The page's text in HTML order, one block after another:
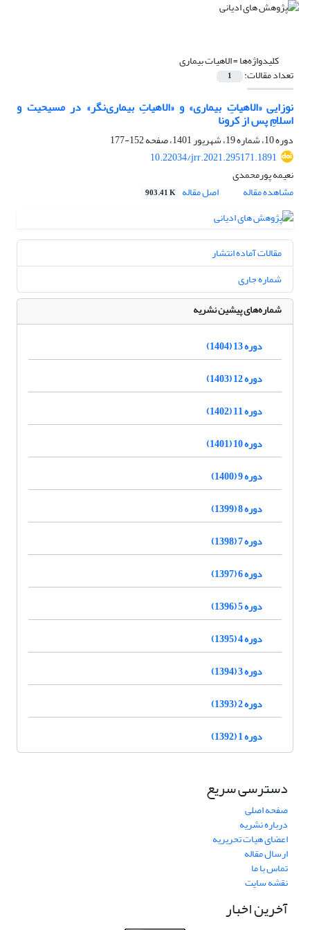
کلیدواژه‌ها =الاهیات بیماری
تعداد مقالات: 1
نوزایی «الاهیاتِ بیماری» و «الاهیاتِ بیماری‌نگر» در مسیحیت و
اسلامِ پس از کرونا
دوره 10، شماره 19، شهریور 1401، صفحه
152-177
10.22034/jrr.2021.295171.1891
نعیمه پورمحمدی
مشاهده مقاله
اصل مقاله 903.41 K
مقالات آماده انتشار
شماره جاری
شماره‌های پیشین نشریه
دوره 13 (1404)
دوره 12 (1403)
دوره 11 (1402)
دوره 10 (1401)
دوره 9 (1400)
دوره 8 (1399)
دوره 7 (1398)
دوره 6 (1397)
دوره 5 (1396)
دوره 4 (1395)
دوره 3 (1394)
دوره 2 (1393)
دوره 1 (1392)
دسترسی سریع
صفحه اصلی
درباره نشریه
اعضای هیات تحریریه
ارسال مقاله
تماس با ما
نقشه سایت
آخرین اخبار